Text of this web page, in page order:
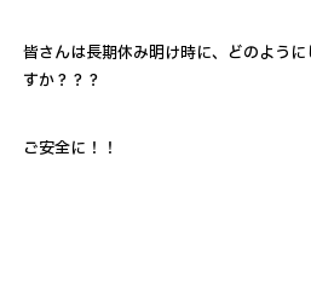
皆さんは長期休み明け時に、どのよう
すか？？？
ご安全に！！